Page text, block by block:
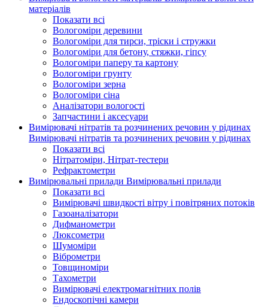
матеріалів
Показати всі
Вологоміри деревини
Вологоміри для тирси, тріски і стружки
Вологоміри для бетону, стяжки, гіпсу
Вологоміри паперу та картону
Вологоміри грунту
Вологоміри зерна
Вологоміри сіна
Аналізатори вологості
Запчастини і аксесуари
Вимірювачі нітратів та розчинених речовин у рідинах
Вимірювачі нітратів та розчинених речовин у рідинах
Показати всі
Нітратоміри, Нітрат-тестери
Рефрактометри
Вимірювальні прилади Вимірювальні прилади
Показати всі
Вимірювачі швидкості вітру і повітряних потоків
Газоаналізатори
Дифманометри
Люксометри
Шумоміри
Віброметри
Товщиноміри
Тахометри
Вимірювачі електромагнітних полів
Ендоскопічні камери